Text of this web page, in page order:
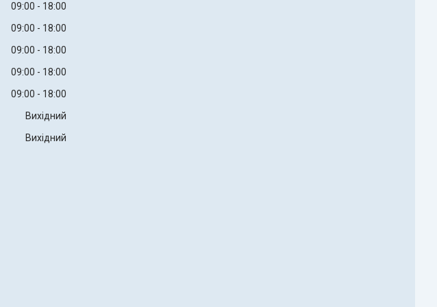
09:00
18:00
09:00
18:00
09:00
18:00
09:00
18:00
09:00
18:00
Вихідний
Вихідний